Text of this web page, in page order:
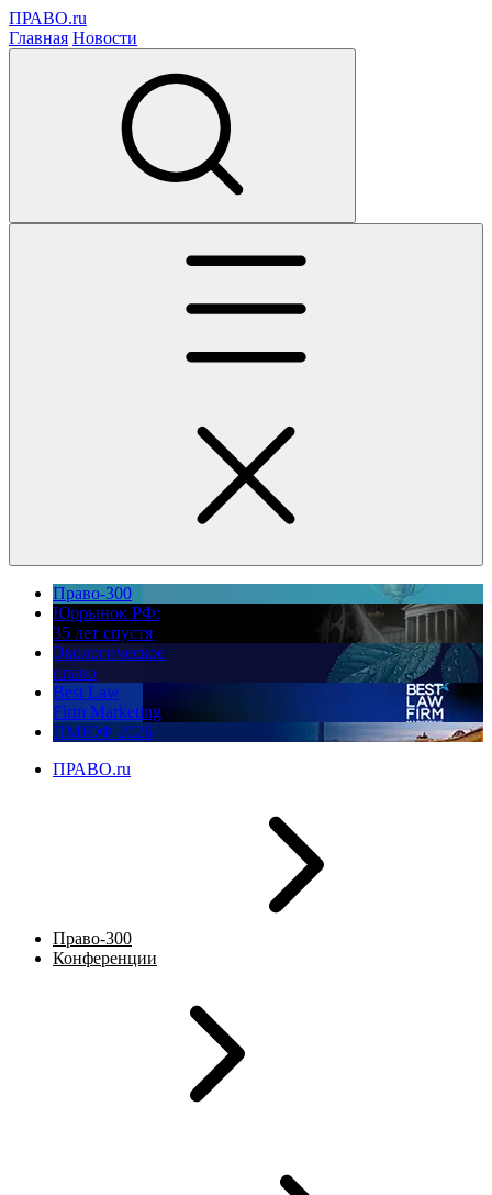
ПРАВО.ru
Главная Новости
Право-300
Юррынок РФ:
35 лет спустя
Экологическое
право
Best Law
Firm Marketing
ПМЮФ 2026
ПРАВО.ru
Право-300
Конференции